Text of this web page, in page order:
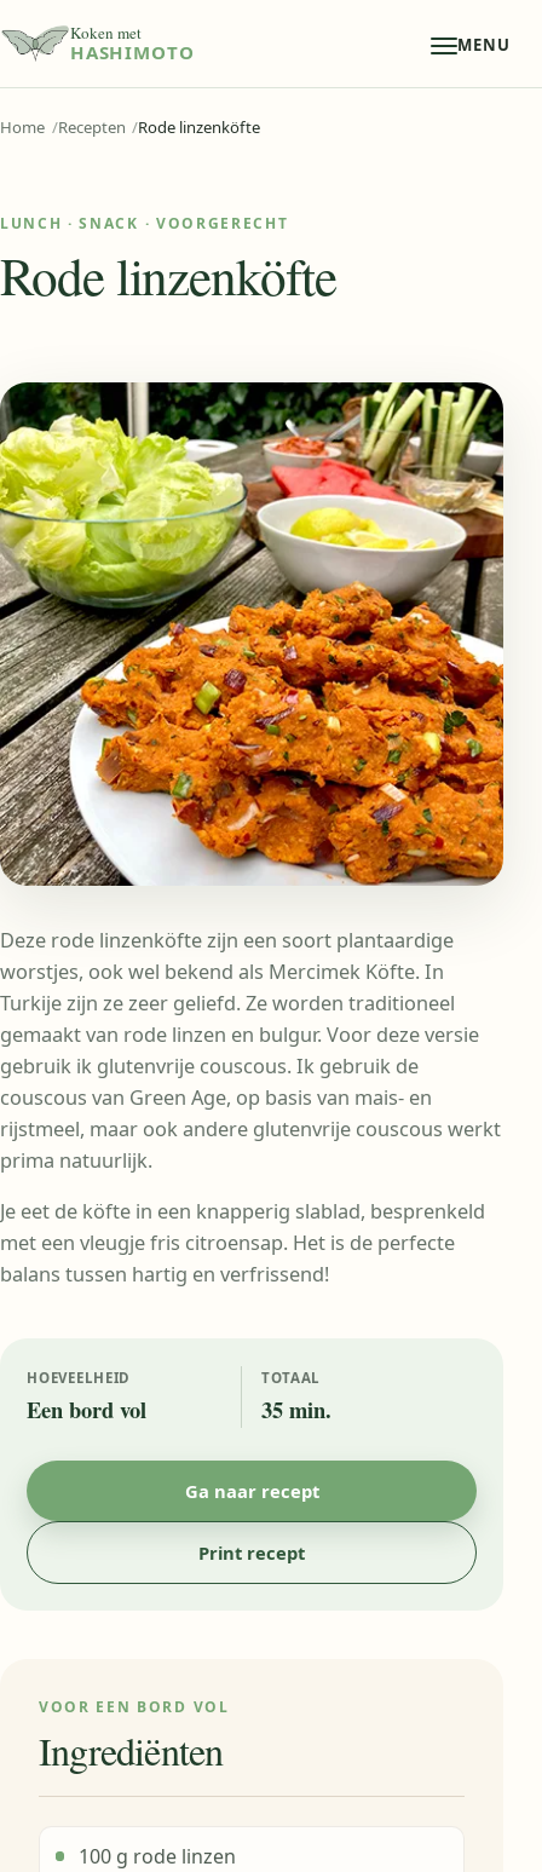
Koken met
HASHIMOTO MENU
Home Recepten Rode linzenköfte
LUNCH ·SNACK · VOORGERECHT
Rode linzenköfte
Deze rode linzenköfte zijn een soort plantaardige
worstjes, ook wel bekend als Mercimek Köfte. In
Turkije zijn ze zeer geliefd. Ze worden traditioneel
gemaakt van rode linzen en bulgur. Voor deze versie
gebruik ik glutenvrije couscous. Ik gebruik de
couscous van Green Age, op basis van mais- en
rijstmeel, maar ook andere glutenvrije couscous werkt
prima natuurlijk.
Je eet de köfte in een knapperig slablad, besprenkeld
met een vleugje fris citroensap. Het is de perfecte
balans tussen hartig en verfrissend!
HOEVEELHEID
Een bord vol
TOTAAL
35 min.
Ga naar recept
Print recept
VOOR EEN BORD VOL
Ingrediënten
100 g rode linzen